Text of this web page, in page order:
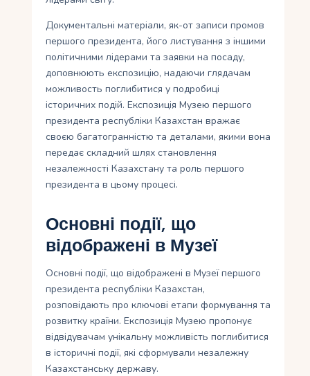
Документальні матеріали, як-от записи промов
першого президента, його листування з іншими
політичними лідерами та заявки на посаду,
доповнюють експозицію, надаючи глядачам
можливость поглибитися у подробиці
історичних подій. Експозиція Музею першого
президента республіки Казахстан вражає
своєю багатогранністю та деталами, якими вона
передає складний шлях становлення
незалежності Казахстану та роль першого
президента в цьому процесі.
Основні події, що
відображені в Музеї
Основні події, що відображені в Музеї першого
президента республіки Казахстан,
розповідають про ключові етапи формування та
розвитку країни. Експозиція Музею пропонує
відвідувачам унікальну можливість поглибитися
в історичні події, які сформували незалежну
Казахстанську державу.